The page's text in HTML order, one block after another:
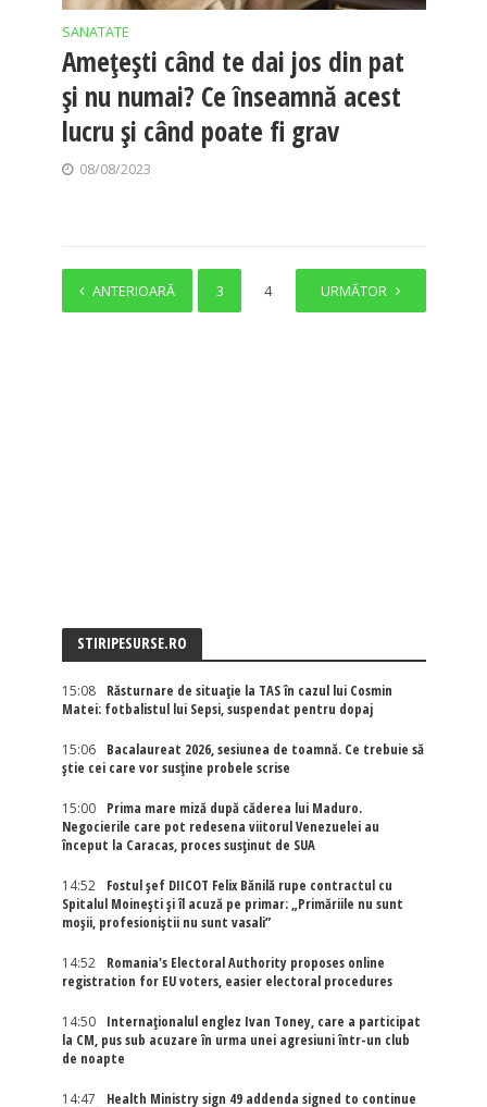
SANATATE
Amețești când te dai jos din pat
și nu numai? Ce înseamnă acest
lucru și când poate fi grav
08/08/2023
ANTERIOARĂ
1 2 3 4 6
URMĂTOR
STIRIPESURSE.RO
15:08
Răsturnare de situație la TAS în cazul lui Cosmin
Matei: fotbalistul lui Sepsi, suspendat pentru dopaj
15:06
Bacalaureat 2026, sesiunea de toamnă. Ce trebuie să
știe cei care vor susține probele scrise
15:00
Prima mare miză după căderea lui Maduro.
Negocierile care pot redesena viitorul Venezuelei au
început la Caracas, proces susținut de SUA
14:52
Fostul șef DIICOT Felix Bănilă rupe contractul cu
Spitalul Moinești și îl acuză pe primar: „Primăriile nu sunt
moșii, profesioniștii nu sunt vasali”
14:52
Romania's Electoral Authority proposes online
registration for EU voters, easier electoral procedures
14:50
Internaţionalul englez Ivan Toney, care a participat
la CM, pus sub acuzare în urma unei agresiuni într-un club
de noapte
14:47
Health Ministry sign 49 addenda signed to continue